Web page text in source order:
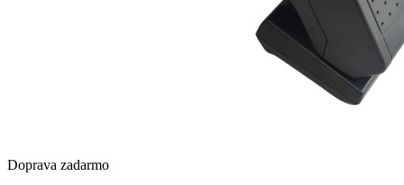
Doprava zadarmo